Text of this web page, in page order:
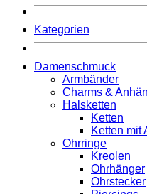
Kategorien
Damenschmuck
Armbänder
Charms &
Halsketten
Ketten
Ketten mit
Ohrringe
Kreolen
Ohrhänger
Ohrstecker